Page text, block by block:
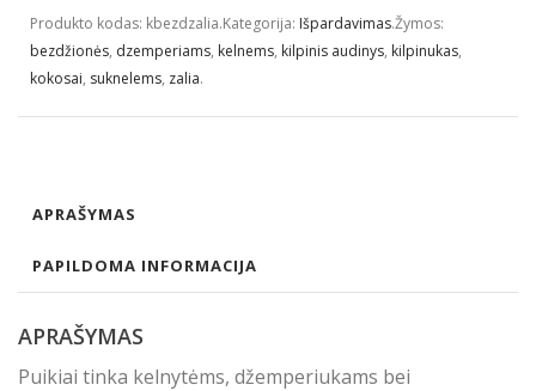
Produkto kodas: kbezdzalia.Kategorija: Išpardavimas.Žymos:
bezdžionės, dzemperiams, kelnems, kilpinis audinys, kilpinukas,
kokosai, suknelems, zalia.
APRAŠYMAS
PAPILDOMA INFORMACIJA
APRAŠYMAS
Puikiai tinka kelnytėms, džemperiukams bei